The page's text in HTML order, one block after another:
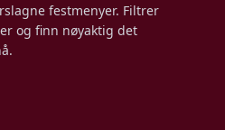
festmenyer. Filtrer
og finn nøyaktig det